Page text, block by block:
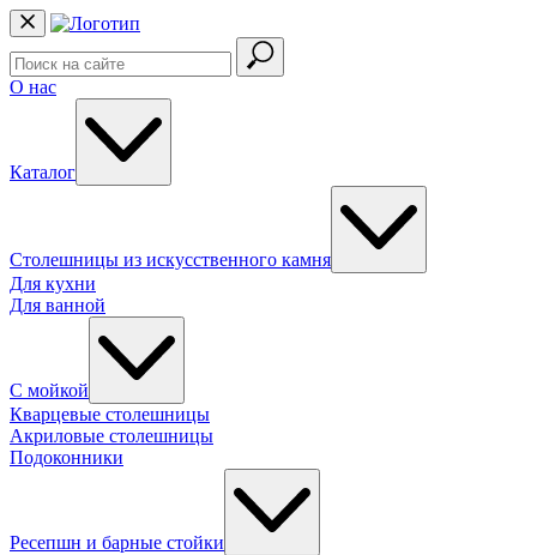
О нас
Каталог
Столешницы из искусственного камня
Для кухни
Для ванной
С мойкой
Кварцевые столешницы
Акриловые столешницы
Подоконники
Ресепшн и барные стойки